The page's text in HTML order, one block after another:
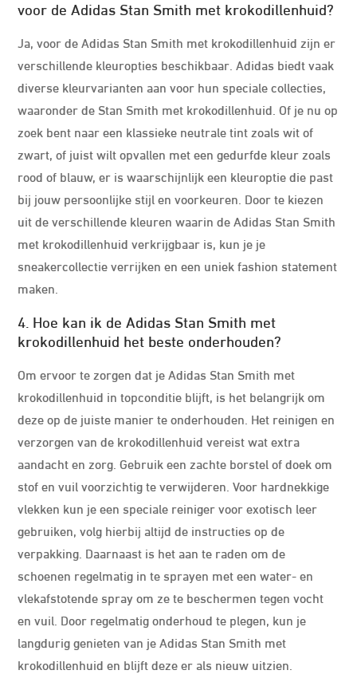
voor de Adidas Stan Smith met krokodillenhuid?
Ja, voor de Adidas Stan Smith met krokodillenhuid zijn er
verschillende kleuropties beschikbaar. Adidas biedt vaak
diverse kleurvarianten aan voor hun speciale collecties,
waaronder de Stan Smith met krokodillenhuid. Of je nu op
zoek bent naar een klassieke neutrale tint zoals wit of
zwart, of juist wilt opvallen met een gedurfde kleur zoals
rood of blauw, er is waarschijnlijk een kleuroptie die past
bij jouw persoonlijke stijl en voorkeuren. Door te kiezen
uit de verschillende kleuren waarin de Adidas Stan Smith
met krokodillenhuid verkrijgbaar is, kun je je
sneakercollectie verrijken en een uniek fashion statement
maken.
4. Hoe kan ik de Adidas Stan Smith met
krokodillenhuid het beste onderhouden?
Om ervoor te zorgen dat je Adidas Stan Smith met
krokodillenhuid in topconditie blijft, is het belangrijk om
deze op de juiste manier te onderhouden. Het reinigen en
verzorgen van de krokodillenhuid vereist wat extra
aandacht en zorg. Gebruik een zachte borstel of doek om
stof en vuil voorzichtig te verwijderen. Voor hardnekkige
vlekken kun je een speciale reiniger voor exotisch leer
gebruiken, volg hierbij altijd de instructies op de
verpakking. Daarnaast is het aan te raden om de
schoenen regelmatig in te sprayen met een water- en
vlekafstotende spray om ze te beschermen tegen vocht
en vuil. Door regelmatig onderhoud te plegen, kun je
langdurig genieten van je Adidas Stan Smith met
krokodillenhuid en blijft deze er als nieuw uitzien.